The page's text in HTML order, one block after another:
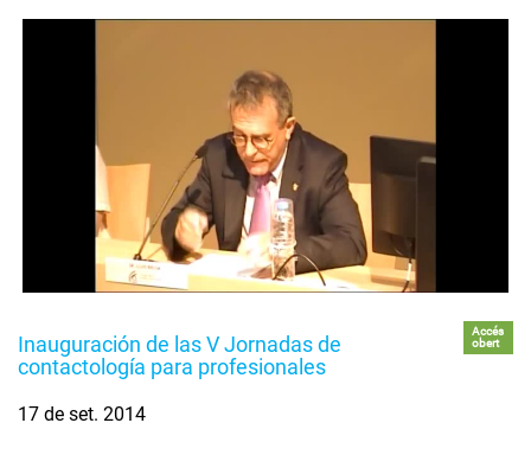
Inauguración de las V Jornadas de
contactología para profesionales
Accés
obert
17 de set. 2014